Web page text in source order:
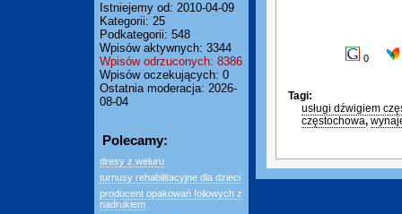
Istniejemy od: 2010-04-09
Kategorii: 25
Podkategorii: 548
Wpisów aktywnych: 3344
Wpisów odrzuconych: 8386
Wpisów oczekujących: 0
Ostatnia moderacja: 2026-
08-04
Polecamy:
dresy z weluru
turnusy rehabilitacyjne dla dzieci
producent opakowań foliowych z
nadrukiem
0
Tagi:
usługi dźwigiem
częstochowa,